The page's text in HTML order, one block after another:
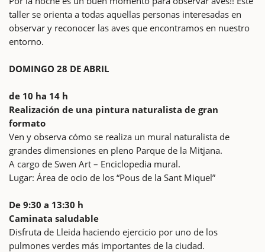
taller se orienta a todas aquellas personas interesadas en
observar y reconocer las aves que encontramos en nuestro
entorno.
DOMINGO 28 DE ABRIL
de 10 ha 14 h
Realización de una pintura naturalista de gran
formato
Ven y observa cómo se realiza un mural naturalista de
grandes dimensiones en pleno Parque de la Mitjana.
A cargo de Swen Art – Enciclopedia mural.
Lugar: Área de ocio de los “Pous de la Sant Miquel”
De 9:30 a 13:30 h
Caminata saludable
Disfruta de Lleida haciendo ejercicio por uno de los
pulmones verdes más importantes de la ciudad.